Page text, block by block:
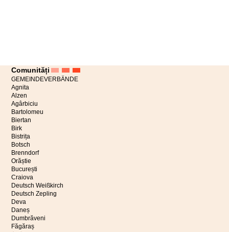
Comunități
GEMEINDEVERBÄNDE
Agnita
Alzen
Agârbiciu
Bartolomeu
Biertan
Birk
Bistrița
Botsch
Brenndorf
Orăștie
București
Craiova
Deutsch Weißkirch
Deutsch Zepling
Deva
Daneș
Dumbrăveni
Făgăraș